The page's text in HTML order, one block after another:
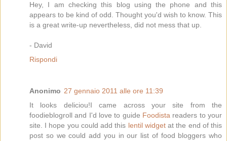
Hey, I am checking this blog using the phone and this
appears to be kind of odd. Thought you'd wish to know. This
is a great write-up nevertheless, did not mess that up.
- David
Rispondi
Anonimo 27 gennaio 2011 alle ore 11:39
It looks deliciou!I came across your site from the
foodieblogroll and I'd love to guide Foodista readers to your
site. I hope you could add this lentil widgetat the end of this
post so we could add you in our list of food bloggers who